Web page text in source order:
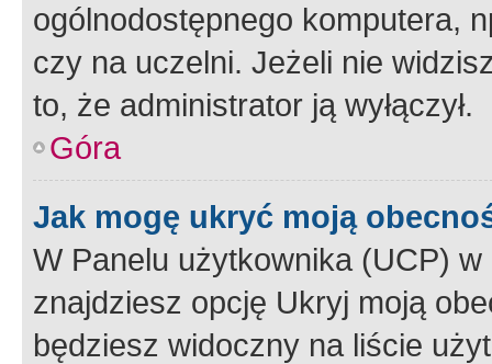
ogólnodostępnego komputera,
czy na uczelni. Jeżeli nie
to, że administrator ją wyłączył.
Góra
Jak mogę ukryć moją
W Panelu użytkownika (UCP) w
znajdziesz opcję Ukryj moją
będziesz widoczny na liście